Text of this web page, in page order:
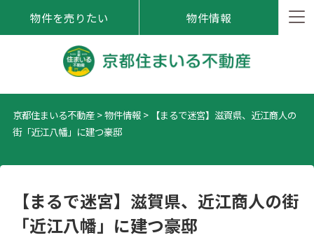
物件を売りたい 物件情報
京都住まいる不動産>物件情報> 【まるで迷宮】滋賀県、近江商人の
街「近江八幡」に建つ豪邸
【まるで迷宮】滋賀県、近江商人の街
「近江八幡」に建つ豪邸